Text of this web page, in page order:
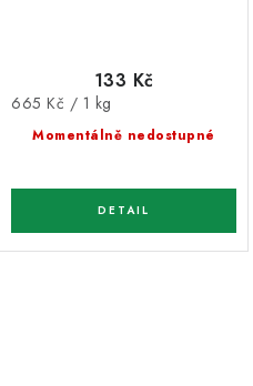
Momentálně nedostupné
133 Kč
Měrná
cena:
665 Kč / 1 kg